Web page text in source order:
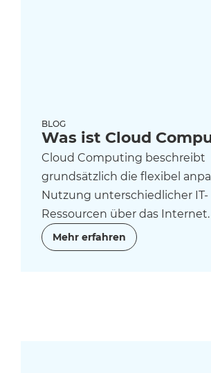
BLOG
Was ist Cloud
Cloud Computing beschreibt
grundsätzlich die flexibel
Nutzung unterschiedlicher IT-
Ressourcen über das Internet.
Mehr erfahren